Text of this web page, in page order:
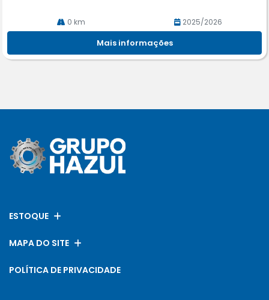
0 km 2025/2026
Mais informações
ESTOQUE
MAPA DO SITE
POLÍTICA DE PRIVACIDADE